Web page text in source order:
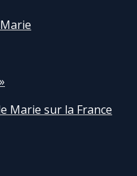
Marie sur la France